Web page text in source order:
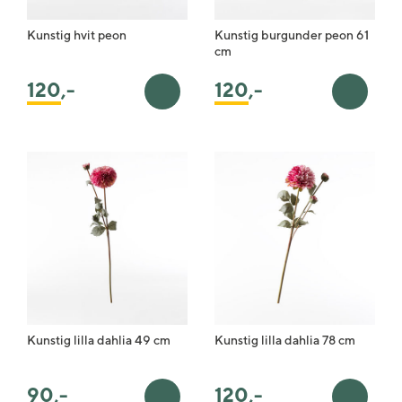
Kunstig hvit peon
120,- Legg i handlekurv
Kunstig burgunder peon 61
cm
120,- Legg i
Kunstig lilla dahlia 49 cm
90,-
Kunstig lilla dahlia 78 cm
120,-